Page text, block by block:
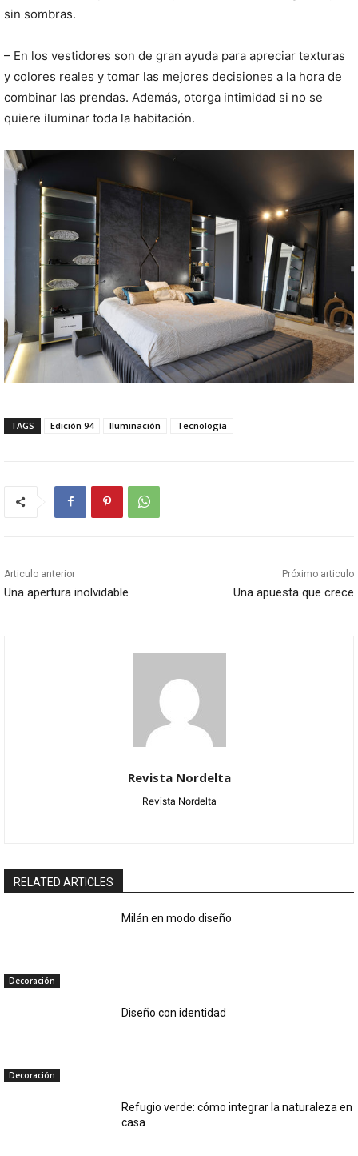
sin sombras.
– En los vestidores son de gran ayuda para apreciar texturas
y colores reales y tomar las mejores decisiones a la hora de
combinar las prendas. Además, otorga intimidad si no se
quiere iluminar toda la habitación.
TAGS Edición 94 Iluminación Tecnología
Articulo anterior
Una apertura inolvidable
Próximo articulo
Una apuesta que crece
Revista Nordelta
Revista Nordelta
RELATED ARTICLES
Decoración
Milán en modo diseño
Decoración
Diseño con identidad
Refugio verde: cómo integrar la naturaleza en
casa